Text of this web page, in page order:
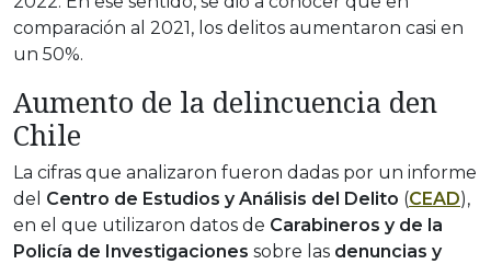
comparación al 2021, los delitos aumentaron casi en
un 50%.
Aumento de la delincuencia den
Chile
La cifras que analizaron fueron dadas por un informe
del Centro de Estudios y Análisis del Delito (CEAD),
en el que utilizaron datos de Carabineros y de la
Policía de Investigaciones sobre las denuncias y